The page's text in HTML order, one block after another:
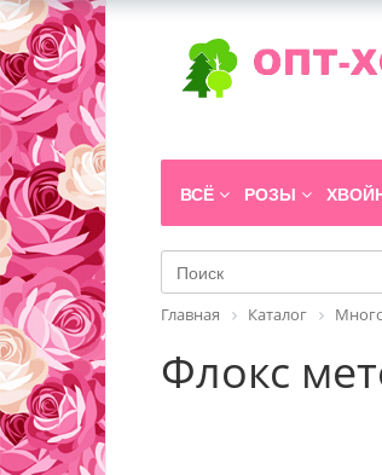
ВСЁ РОЗЫ
Главная Каталог
Флокс